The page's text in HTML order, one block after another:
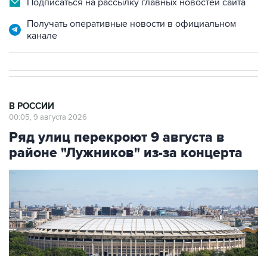
Ряд улиц перекроют 9 августа в
районе "Лужников" из-за концерта